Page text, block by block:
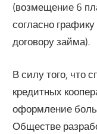
(возмещение 6
согласно
договору займа).
В силу того, что
кредитных
оформление
Обществе